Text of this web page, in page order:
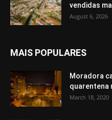
vendidas
August 6, 2026
MAIS POPULARES
Moradora
quarentena
March 18, 2020